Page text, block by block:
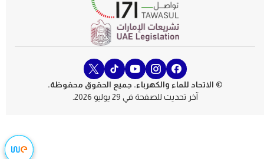
© الاتحاد للماء والكهرباء. جميع الحقوق محفوظة.
آخر تحديث للصفحة في 29 يوليو 2026.